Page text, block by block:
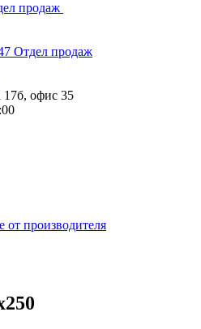
продаж
Отдел продаж
17б, офис 35
от производителя